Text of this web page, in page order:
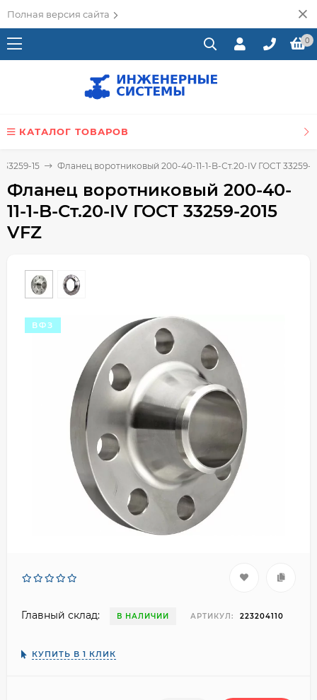
Полная версия сайта
0
КАТАЛОГ ТОВАРОВ
15 Фланец воротниковый 200-40-11-1-B-Ст.20-IV ГОСТ 33259-
Фланец воротниковый 200-40-
11-1-B-Ст.20-IV ГОСТ 33259-2015
VFZ
ВФЗ
Главный склад: В НАЛИЧИИ АРТИКУЛ: 223204110
КУПИТЬ В 1 КЛИК